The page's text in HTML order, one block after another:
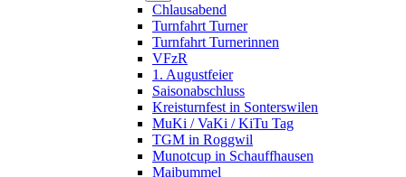
Chlausabend
Turnfahrt Turner
Turnfahrt Turnerinnen
VFzR
1. Augustfeier
Saisonabschluss
Kreisturnfest in Sonterswilen
MuKi / VaKi / KiTu Tag
TGM in Roggwil
Munotcup in Schauffhausen
Maibummel